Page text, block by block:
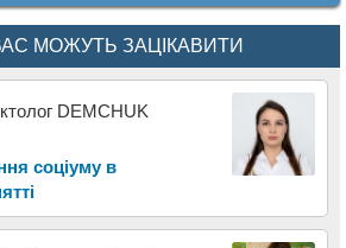
МОЖУТЬ ЗАЦІКАВИТИ
DEMCHUK
соціуму в